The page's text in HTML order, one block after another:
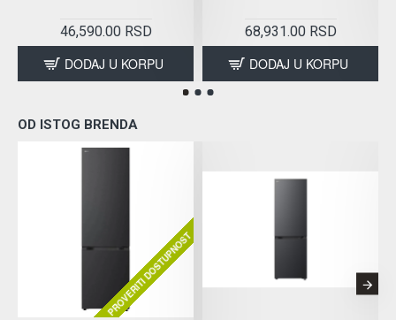
46,590.00 RSD
DODAJ U KORPU
68,931.00 RSD
DODAJ U KORPU
OD ISTOG BRENDA
PROVERITI DOSTUPNOST